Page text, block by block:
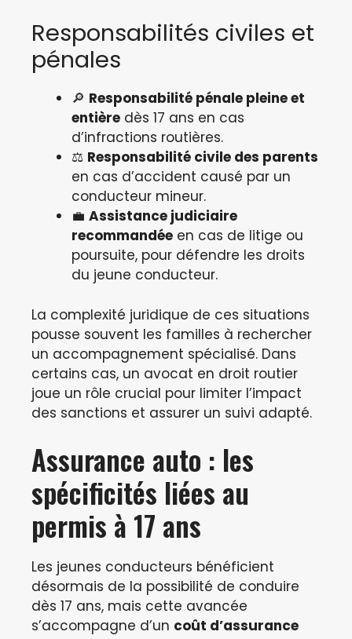
Responsabilités civiles et
pénales
🔎 Responsabilité pénale pleine et
entière dès 17 ans en cas
d’infractions routières.
⚖️ Responsabilité civile des parents
en cas d’accident causé par un
conducteur mineur.
💼 Assistance judiciaire
recommandée en cas de litige ou
poursuite, pour défendre les droits
du jeune conducteur.
La complexité juridique de ces situations
pousse souvent les familles à rechercher
un accompagnement spécialisé. Dans
certains cas, un avocat en droit routier
joue un rôle crucial pour limiter l’impact
des sanctions et assurer un suivi adapté.
Assurance auto : les
spécificités liées au
permis à 17 ans
Les jeunes conducteurs bénéficient
désormais de la possibilité de conduire
dès 17 ans, mais cette avancée
s’accompagne d’un coût d’assurance